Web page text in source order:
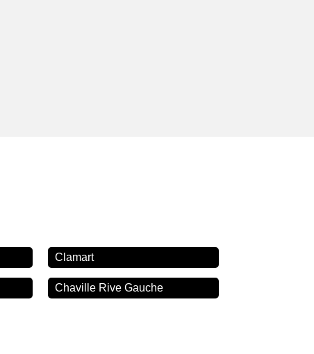
Clamart
Chaville Rive Gauche